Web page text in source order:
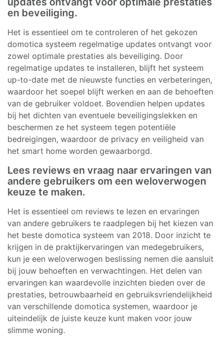
en beveiliging.
Het is essentieel om te controleren of het gekozen
domotica systeem regelmatige updates ontvangt voor
zowel optimale prestaties als beveiliging. Door
regelmatige updates te installeren, blijft het systeem
up-to-date met de nieuwste functies en verbeteringen,
waardoor het soepel blijft werken en aan de behoeften
van de gebruiker voldoet. Bovendien helpen updates
bij het dichten van eventuele beveiligingslekken en
beschermen ze het systeem tegen potentiële
bedreigingen, waardoor de privacy en veiligheid van
het smart home worden gewaarborgd.
Lees reviews en vraag naar ervaringen van
andere gebruikers om een weloverwogen
keuze te maken.
Het is essentieel om reviews te lezen en ervaringen
van andere gebruikers te raadplegen bij het kiezen van
het beste domotica systeem van 2018. Door inzicht te
krijgen in de praktijkervaringen van medegebruikers,
kun je een weloverwogen beslissing nemen die aansluit
bij jouw behoeften en verwachtingen. Het delen van
ervaringen kan waardevolle inzichten bieden over de
prestaties, betrouwbaarheid en gebruiksvriendelijkheid
van verschillende domotica systemen, waardoor je
uiteindelijk de juiste keuze kunt maken voor jouw
slimme woning.